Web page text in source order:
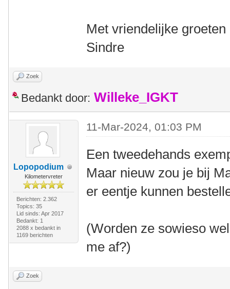
Met vriendelijke groeten
Sindre
Zoek
Bedankt door: Willeke_IGKT
Lopopodium
Kilometervreter
Berichten: 2.362
Topics: 35
Lid sinds: Apr 2017
Bedankt: 1
2088 x bedankt in
1169 berichten
11-Mar-2024, 01:03 PM
Een tweedehands
Maar nieuw zou je bij
er eentje kunnen
(Worden ze sowieso
me af?)
Zoek